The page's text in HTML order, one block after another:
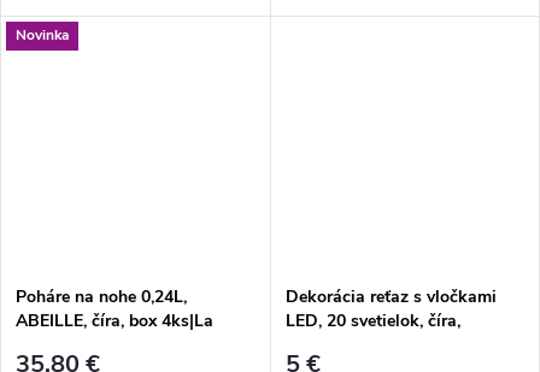
inšpirovaná francúzskym
vidiekom. Vhodná na každý stôl
alebo krištáľového skla, ktoré
Novinka
Poháre na nohe 0,24L,
ABEILLE, číra, box 4ks|La
35,80 €
Dekorácia reťaz s vločkami
LED, 20 svetielok, číra,
5 €